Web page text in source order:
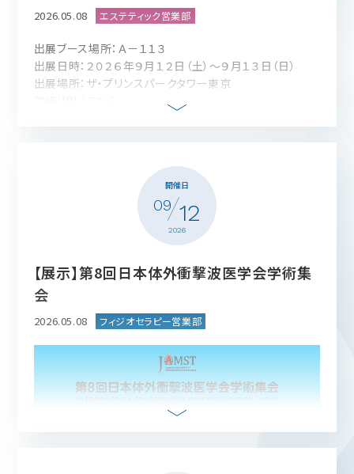
【開催日時】 10月20日（火）20:00～21:00
【開催場所】 ZOOMにて実施（オンラインセミナー）
【参加申込】事前登録リンクはこちら！
【座長】熊井 司 先生（早稲田大学スポーツ科学学術院 教
【演者】中里 伸也 先生（医療法人 Nクリニック 院長）
「セミナー案内」をダウンロード
2026.05.08
出展ブース場所：Ａ－１１３
出展日時：２０２６年９月１２日（土）～９月１３日（日）
出展場所：ザ・プリンスパークタワー東京
開催日
09 12
2026
【展示】第8回日本体外衝撃波医学会学術集
会
2026.05.08